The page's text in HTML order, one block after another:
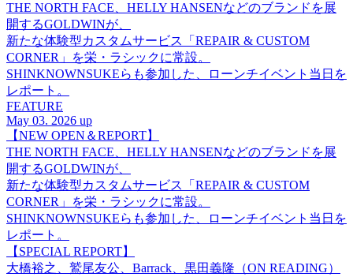
THE NORTH FACE、HELLY HANSENなどのブランドを展
開するGOLDWINが、
新たな体験型カスタムサービス「REPAIR & CUSTOM
CORNER」を栄・ラシックに常設。
SHINKNOWNSUKEらも参加した、ローンチイベント当日を
レポート。
FEATURE
May 03. 2026 up
【NEW OPEN＆REPORT】
THE NORTH FACE、HELLY HANSENなどのブランドを展
開するGOLDWINが、
新たな体験型カスタムサービス「REPAIR & CUSTOM
CORNER」を栄・ラシックに常設。
SHINKNOWNSUKEらも参加した、ローンチイベント当日を
レポート。
【SPECIAL REPORT】
大橋裕之、鷲尾友公、Barrack、黒田義隆（ON READING）